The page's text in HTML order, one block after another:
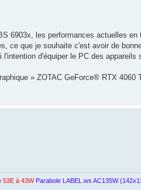
6903x, les performances actuelles
ce que je souhaite c'est avoir de
d'équiper le PC des
» ZOTAC GeForce® RTX 4060
53E à 43WParabole LABEL.ws AC135W